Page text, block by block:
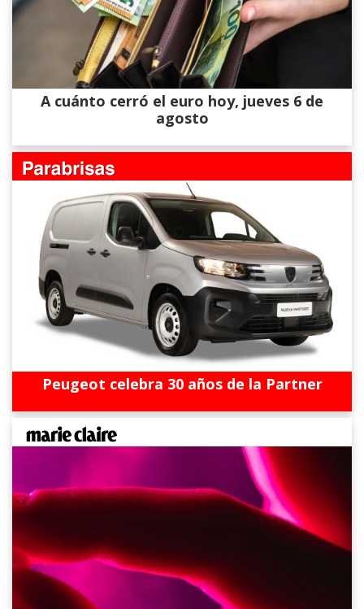
A cuánto cerró el euro hoy, jueves 6 de
agosto
Peugeot celebra 30 años de la Partner